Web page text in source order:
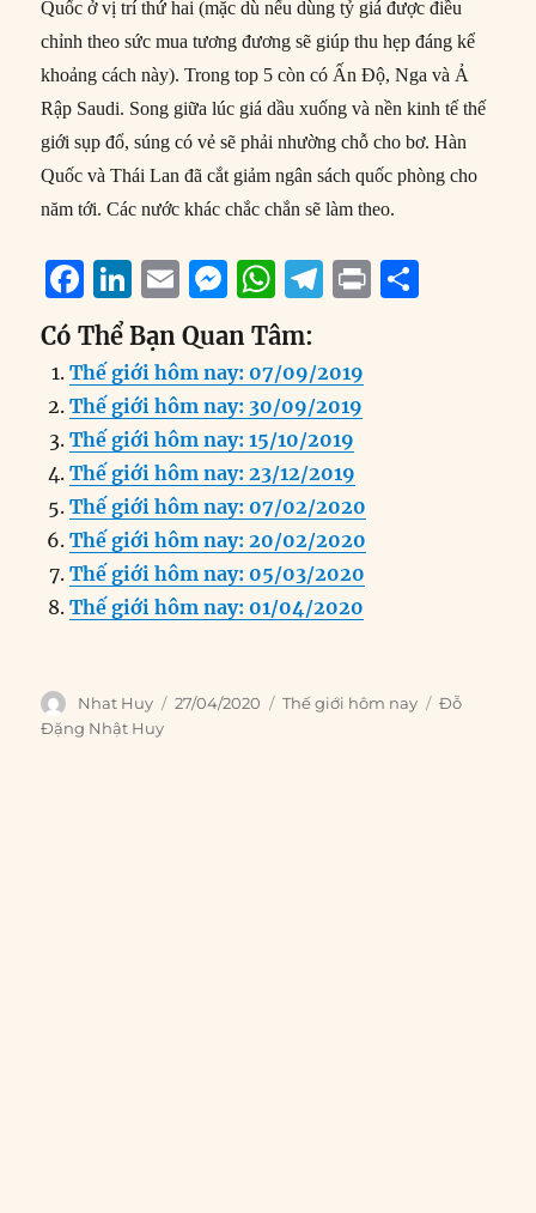
Quốc ở vị trí thứ hai (mặc dù nếu dùng tỷ giá được điều
chỉnh theo sức mua tương đương sẽ giúp thu hẹp đáng kể
khoảng cách này). Trong top 5 còn có Ấn Độ, Nga và Ả
Rập Saudi. Song giữa lúc giá dầu xuống và nền kinh tế thế
giới sụp đổ, súng có vẻ sẽ phải nhường chỗ cho bơ. Hàn
Quốc và Thái Lan đã cắt giảm ngân sách quốc phòng cho
năm tới. Các nước khác chắc chắn sẽ làm theo.
F
a
c
e
b
o
o
k
Li
n
k
e
d
I
n
E
m
ai
l
M
e
ss
e
n
g
er
W
h
at
s
A
p
p
T
e
g
r
a
m
P
Có Thể Bạn Quan Tâm:
Thế giới hôm nay: 07/09/2019
Thế giới hôm nay: 30/09/2019
Thế giới hôm nay: 15/10/2019
Thế giới hôm nay: 23/12/2019
Thế giới hôm nay: 07/02/2020
Thế giới hôm nay: 20/02/2020
Thế giới hôm nay: 05/03/2020
Thế giới hôm nay: 01/04/2020
Author
Nhat Huy
Posted
27/04/2020 Categories
Thế giới hôm nay Tags
Đỗ
Đặng Nhật Huy